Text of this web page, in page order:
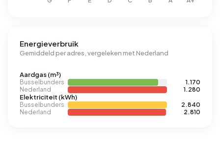
Energieverbruik
Gemiddeld per adres, vergeleken met Nederland
Aardgas (m³)
Busselbunders
1.170
Nederland
1.280
Elektriciteit (kWh)
Busselbunders
2.840
Nederland
2.810